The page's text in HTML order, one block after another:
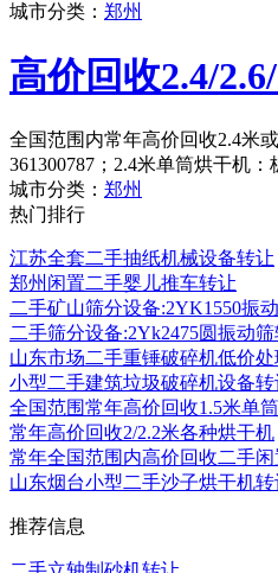
城市分类： 郑州
高价回收2.4/
全国范围内常年高价回收2.4米
361300787；2.4米单筒烘干机
城市分类： 郑州
热门排行
江苏全套二手抽纸机械设备转让
郑州闲置二手婴儿推车转让
二手矿山筛分设备:2YK1550振
二手筛分设备:2Yk2475圆振动筛
山东市场二手重锤破碎机低价处
小型二手建筑垃圾破碎机设备转
全国范围常年高价回收1.5米单
常年高价回收2/2.2米各种烘干机
常年全国范围内高价回收二手
山东烟台小型二手沙子烘干机转
推荐信息